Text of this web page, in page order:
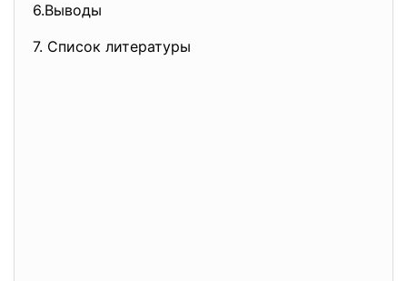
6.Выводы
7. Список литературы